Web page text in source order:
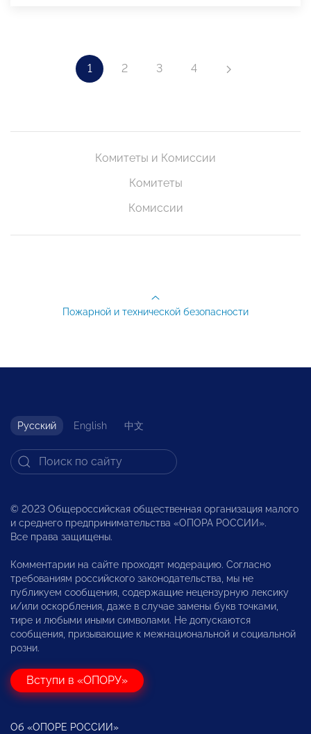
1 2 3 4
Комитеты и Комиссии
Комитеты
Комиссии
Пожарной и технической безопасности
Русский English 中文
© 2023 Общероссийская общественная организация малого
и среднего предпринимательства «ОПОРА РОССИИ».
Все права защищены.
Комментарии на сайте проходят модерацию. Согласно
требованиям российского законодательства, мы не
публикуем сообщения, содержащие нецензурную лексику
и/или оскорбления, даже в случае замены букв точками,
тире и любыми иными символами. Не допускаются
сообщения, призывающие к межнациональной и социальной
розни.
Вступи в «ОПОРУ»
Об «ОПОРЕ РОССИИ»